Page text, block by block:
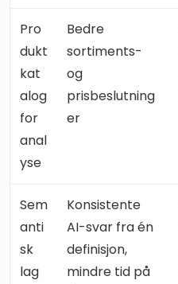
Pro
dukt
kat
alog
for
anal
yse
Bedre
sortiments-
og
prisbeslutning
er
Sem
anti
sk
lag
Konsistente
AI-svar fra én
definisjon,
mindre tid på